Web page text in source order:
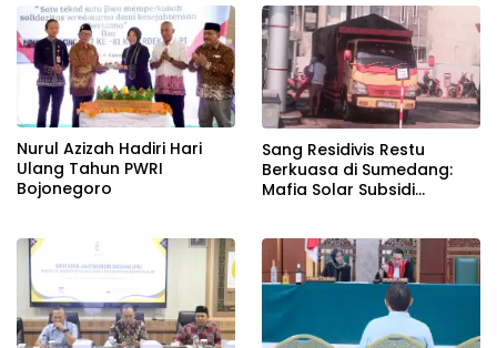
Nurul Azizah Hadiri Hari
Ulang Tahun PWRI
Bojonegoro
Sang Residivis Restu
Berkuasa di Sumedang:
Mafia Solar Subsidi
Bungkam